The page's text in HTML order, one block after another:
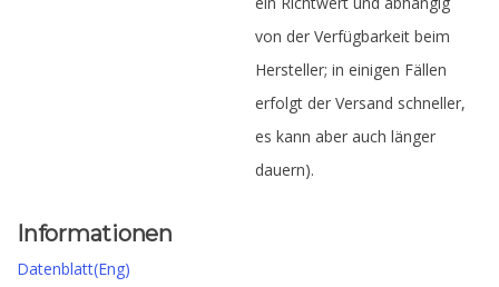
von der Verfügbarkeit beim
Hersteller; in einigen Fällen
erfolgt der Versand schneller,
es kann aber auch länger
dauern).
Informationen
Datenblatt(Eng)